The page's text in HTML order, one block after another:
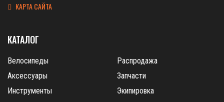
КАРТА САЙТА
КАТАЛОГ
Велосипеды
Распродажа
Аксессуары
Запчасти
Инструменты
Экипировка